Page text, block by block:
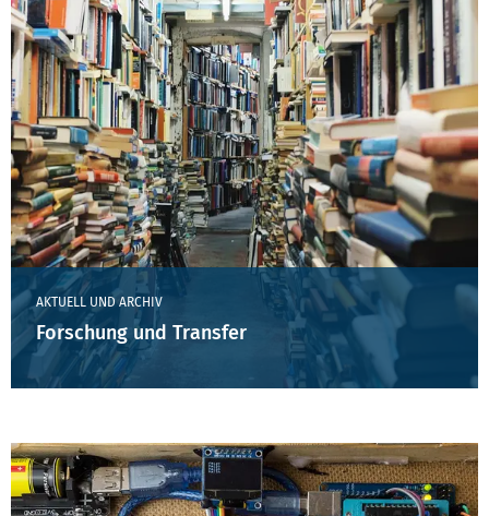
AKTUELL UND ARCHIV
Forschung und Transfer